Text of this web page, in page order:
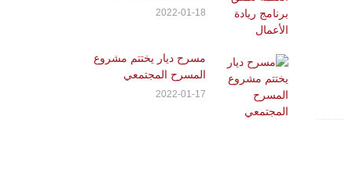
2022-01-18
مسرح ديار يختتم مشروع
المسرح المجتمعي
2022-01-17